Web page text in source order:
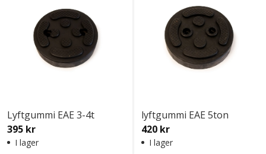
Lyftgummi EAE 3-4t
395 kr
I lager
lyftgummi EAE 5ton
420 kr
I lager